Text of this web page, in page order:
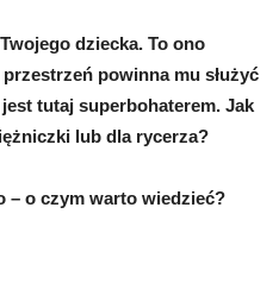
dziecka. To ono
powinna mu służyć
tutaj superbohaterem. Jak
lub dla rycerza?
– o czym warto wiedzieć?